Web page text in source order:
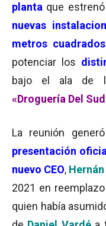
planta que
nuevas
metros cuadrados
potenciar los
bajo el ala de
«Droguería Del
La reunión
presentación oficial
nuevo CEO,
2021 en
quien había